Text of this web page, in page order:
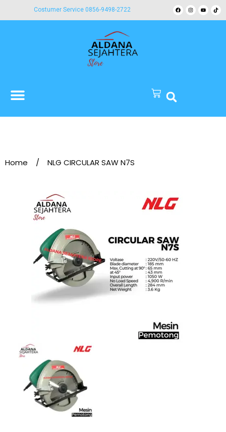
Costumer Service 0856-9498-2722
Home / NLG CIRCULAR SAW N7S